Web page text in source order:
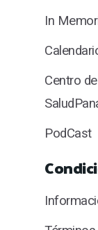
In
Centro
PodCast